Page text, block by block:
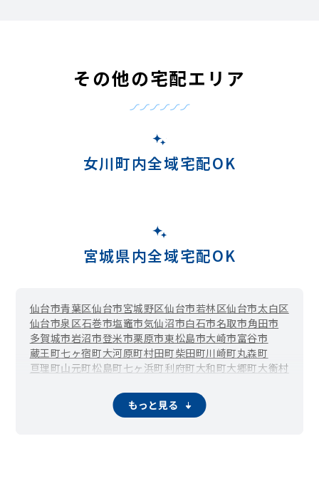
その他の宅配エリア
女川町内全域宅配OK
宮城県内全域宅配OK
仙台市青葉区仙台市宮城野区仙台市若林区仙台市太白区
仙台市泉区石巻市塩竈市気仙沼市白石市名取市角田市
多賀城市岩沼市登米市栗原市東松島市大崎市富谷市
蔵王町七ヶ宿町大河原町村田町柴田町川崎町丸森町
亘理町山元町松島町七ヶ浜町利府町大和町大郷町大衡村
もっと見る